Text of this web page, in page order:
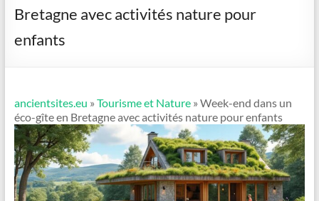
Bretagne avec activités nature pour
enfants
ancientsites.eu » Tourisme et Nature» Week-end dans un
éco-gîte en Bretagne avec activités nature pour enfants